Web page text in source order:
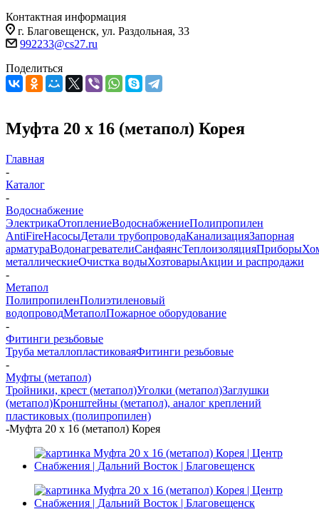
Контактная информация
г. Благовещенск, ул. Раздольная, 33
992233@cs27.ru
Поделиться
Муфта 20 х 16 (метапол) Корея
Главная
-
Каталог
-
Водоснабжение
ЭлектрикаОтоплениеВодоснабжениеПолипропилен
AntiFireНасосыДетали трубопроводаКанализацияЗапорная
арматураВодонагревателиСанфаянсТеплоизоляцияПриборы
металлическиеОчистка водыХозтоварыАкции и распродажи
-
Метапол
ПолипропиленПолиэтиленовый
водопроводМетаполПожарное оборудование
-
Фитинги резьбовые
Труба металлопластиковаяФитинги резьбовые
-
Муфты (метапол)
Тройники, крест (метапол)Уголки (метапол)Заглушки
(метапол)Кронштейны (метапол), аналог креплений
пластиковых (полипропилен)
-Муфта 20 х 16 (метапол) Корея